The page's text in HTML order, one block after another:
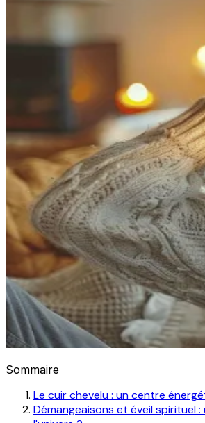
Sommaire
Le cuir chevelu : un centre
Démangeaisons et éveil spirituel :